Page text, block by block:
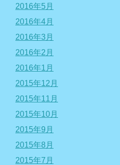
2016年5月
2016年4月
2016年3月
2016年2月
2016年1月
2015年12月
2015年11月
2015年10月
2015年9月
2015年8月
2015年7月